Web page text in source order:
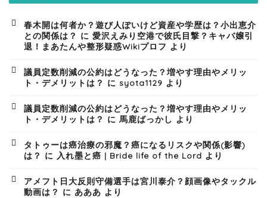
春木開は何者か？遊び人ぽいけど資産や学歴は？小出恵介
との関係は？ に 愛沢えみり空港で彼氏目撃？キャバ嬢引
退！まあたんや整形疑惑Wikiプロフ より
議員定数削減の公約はどうなった？増やす理由やメリッ
ト・デメリットは？ に syota1129 より
議員定数削減の公約はどうなった？増やす理由やメリッ
ト・デメリットは？ に 馬鹿ばっかし より
タトゥーは癌治療の邪魔？癌になるリスクや関係(影響)
は？ に 入れ墨と癌 | Bride life of the Lord より
アメフト日大反則守備選手は宮川泰介？顔画像やタックル
動画は？ に あああ より